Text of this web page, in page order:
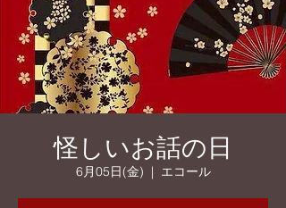
怪しいお話の日
6月05日(金)
  |
エコール